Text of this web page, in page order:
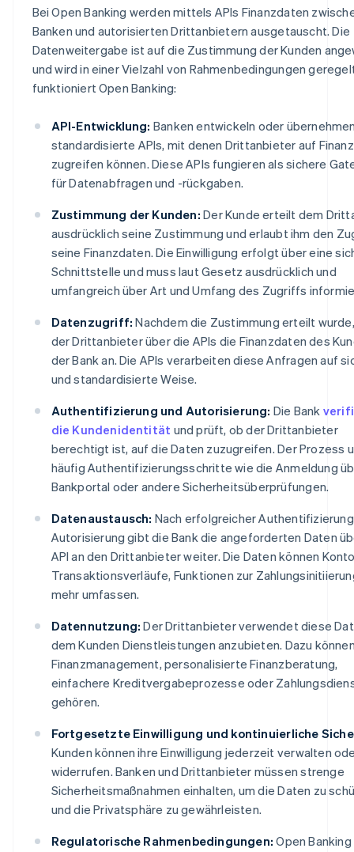
Bei Open Banking werden mittels APIs Finanzdaten
Banken und autorisierten Drittanbietern ausgetauscht. Die
Datenweitergabe ist auf die Zustimmung der Kunden
und wird in einer Vielzahl von Rahmenbedingungen
funktioniert Open Banking:
API-Entwicklung: Banken entwickeln oder
standardisierte APIs, mit denen Drittanbieter auf
zugreifen können. Diese APIs fungieren als sichere
für Datenabfragen und -rückgaben.
Zustimmung der Kunden: Der Kunde erteilt dem
ausdrücklich seine Zustimmung und erlaubt ihm den
seine Finanzdaten. Die Einwilligung erfolgt über eine
Schnittstelle und muss laut Gesetz ausdrücklich und
umfangreich über Art und Umfang des Zugriffs
Datenzugriff: Nachdem die Zustimmung erteilt
der Drittanbieter über die APIs die Finanzdaten des
der Bank an. Die APIs verarbeiten diese Anfragen auf
und standardisierte Weise.
Authentifizierung und Autorisierung: Die Bank
die Kundenidentität und prüft, ob der Drittanbieter
berechtigt ist, auf die Daten zuzugreifen. Der Prozess
häufig Authentifizierungsschritte wie die Anmeldung
Bankportal oder andere Sicherheitsüberprüfungen.
Datenaustausch: Nach erfolgreicher
Autorisierung gibt die Bank die angeforderten Daten
API an den Drittanbieter weiter. Die Daten können
Transaktionsverläufe, Funktionen zur
mehr umfassen.
Datennutzung: Der Drittanbieter verwendet diese
dem Kunden Dienstleistungen anzubieten. Dazu
Finanzmanagement, personalisierte Finanzberatung,
einfachere Kreditvergabeprozesse oder
gehören.
Fortgesetzte Einwilligung und kontinuierliche
Kunden können ihre Einwilligung jederzeit verwalten
widerrufen. Banken und Drittanbieter müssen strenge
Sicherheitsmaßnahmen einhalten, um die Daten zu
und die Privatsphäre zu gewährleisten.
Regulatorische Rahmenbedingungen: Open